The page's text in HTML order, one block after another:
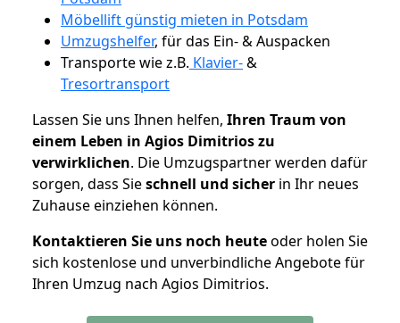
Möbellift günstig mieten in Potsdam
Umzugshelfer, für das Ein- & Auspacken
Transporte wie z.B. Klavier-&
Tresortransport
Lassen Sie uns Ihnen helfen, Ihren Traum von
einem Leben in Agios Dimitrios zu
verwirklichen. Die Umzugspartner werden dafür
sorgen, dass Sieschnell und sicher in Ihr neues
Zuhause einziehen können.
Kontaktieren Sie uns noch heuteoder holen Sie
sich kostenlose und unverbindliche Angebote für
Ihren Umzug nach Agios Dimitrios.